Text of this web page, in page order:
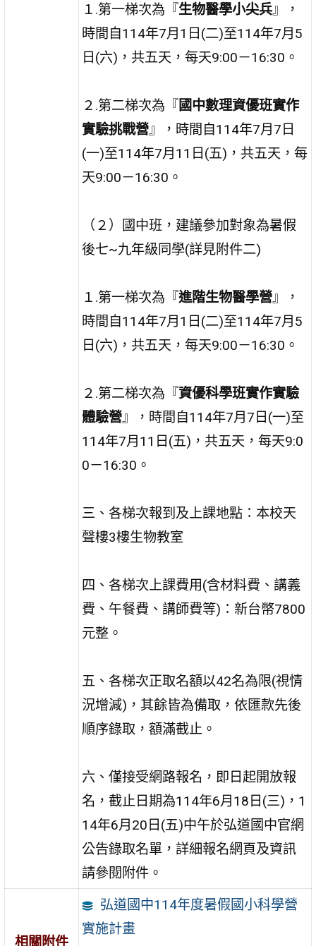
１.第一梯次為『生物醫學小尖兵』，
時間自114年7月1日(二)至114年7月5
日(六)，共五天，每天9:00－16:30。
２.第二梯次為『國中數理資優班實作
實驗挑戰營』，時間自114年7月7日
(一)至114年7月11日(五)，共五天，每
天9:00－16:30。
（２）國中班，建議參加對象為暑假
後七~九年級同學(詳見附件二)
１.第一梯次為『進階生物醫學營』，
時間自114年7月1日(二)至114年7月5
日(六)，共五天，每天9:00－16:30。
２.第二梯次為『資優科學班實作實驗
體驗營』，時間自114年7月7日(一)至
114年7月11日(五)，共五天，每天9:0
0－16:30。
三、各梯次報到及上課地點：本校天
聲樓3樓生物教室
四、各梯次上課費用(含材料費、講義
費、午餐費、講師費等)：新台幣7800
元整。
五、各梯次正取名額以42名為限(視情
況增減)，其餘皆為備取，依匯款先後
順序錄取，額滿截止。
六、僅接受網路報名，即日起開放報
名，截止日期為114年6月18日(三)，1
14年6月20日(五)中午於弘道國中官網
公告錄取名單，詳細報名網頁及資訊
請參閱附件。
相關附件
弘道國中114年度暑假國小科學營
實施計畫